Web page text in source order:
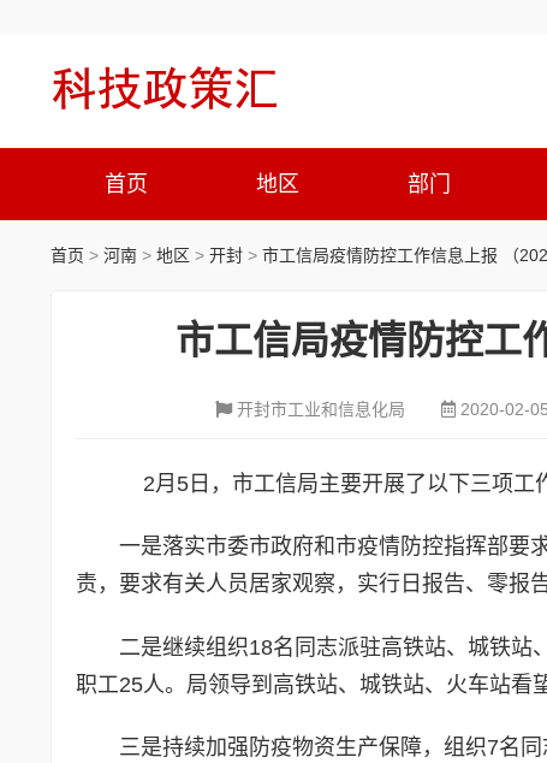
首页 地区 部门
首页 > 河南 > 地区 > 开封 > 市工信局疫情防控工作信息上报 （
市工信局疫情防控工
开封市工业和信息化局 2020-02-05
2月5日，市工信局主要开展了以下三项工
一是落实市委市政府和市疫情防控指挥部要
责，要求有关人员居家观察，实行日报告、零报
二是继续组织18名同志派驻高铁站、城铁站
职工25人。局领导到高铁站、城铁站、火车站看
三是持续加强防疫物资生产保障，组织7名